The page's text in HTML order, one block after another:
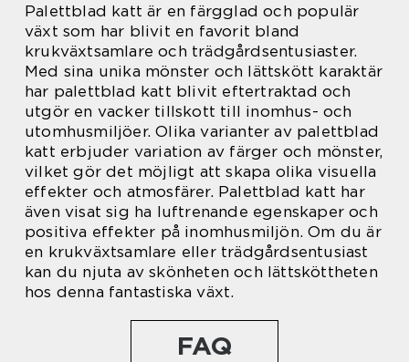
Palettblad katt är en färgglad och populär
växt som har blivit en favorit bland
krukväxtsamlare och trädgårdsentusiaster.
Med sina unika mönster och lättskött karaktär
har palettblad katt blivit eftertraktad och
utgör en vacker tillskott till inomhus- och
utomhusmiljöer. Olika varianter av palettblad
katt erbjuder variation av färger och mönster,
vilket gör det möjligt att skapa olika visuella
effekter och atmosfärer. Palettblad katt har
även visat sig ha luftrenande egenskaper och
positiva effekter på inomhusmiljön. Om du är
en krukväxtsamlare eller trädgårdsentusiast
kan du njuta av skönheten och lättsköttheten
hos denna fantastiska växt.
FAQ